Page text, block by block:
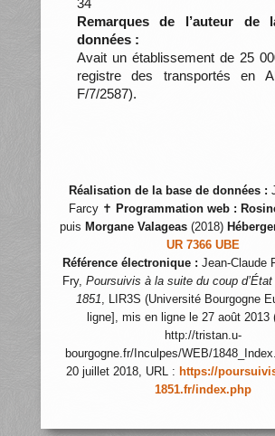
Remarques de l’auteur de
données :
Avait un établissement de 25
registre des transportés en
F/7/2587).
Réalisation de la base de données :
Farcy ✝ Programmation web :
puis Morgane Valageas (2018)
UR 7366 UBE
Référence électronique : Jean-Claude
Fry, Poursuivis à la suite du coup
1851, LIR3S (Université Bourgogne
ligne], mis en ligne le 27 août 2013
http://tristan.u-
bourgogne.fr/Inculpes/WEB/
20 juillet 2018, URL : https://
1851.fr/index.php